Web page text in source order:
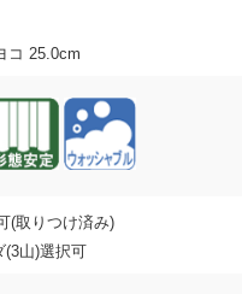
コ 25.0cm
(取りつけ済み)
(3山)選択可